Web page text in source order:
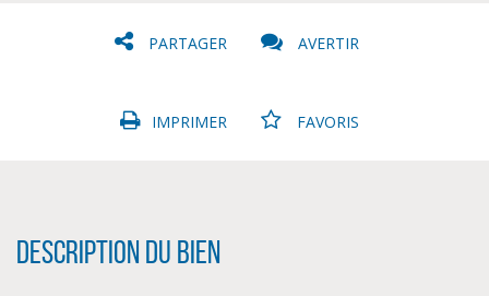
PARTAGER AVERTIR
IMPRIMER FAVORIS
Description du bien